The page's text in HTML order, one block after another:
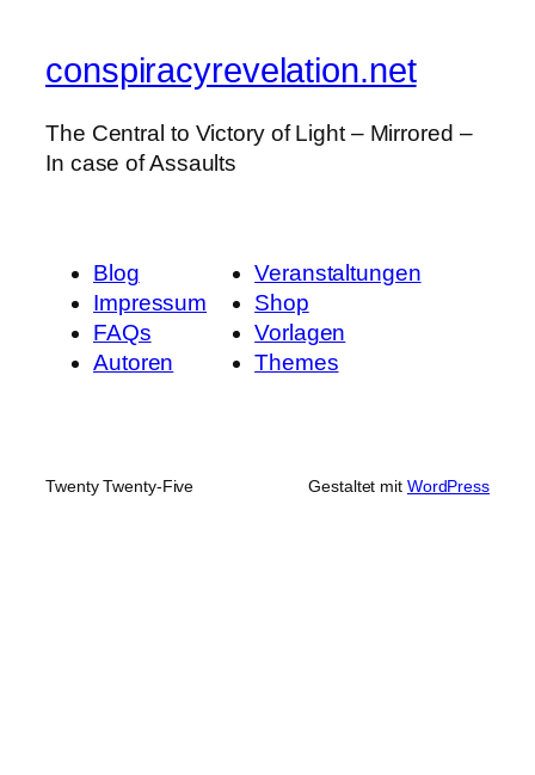
conspiracyrevelation.net
The Central to Victory of Light – Mirrored –
In case of Assaults
Blog
Impressum
FAQs
Autoren
Veranstaltungen
Shop
Vorlagen
Themes
Twenty Twenty-Five Gestaltet mit WordPress